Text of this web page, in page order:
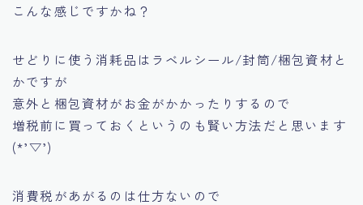
こんな感じですかね？
せどりに使う消耗品は ラベルシール/封筒/梱包資材 と
かですが
意外と梱包資材がお金がかかったりするので
増税前に買っておくというのも賢い方法だと思います
(*’▽’)
消費税があがるのは仕方ないので